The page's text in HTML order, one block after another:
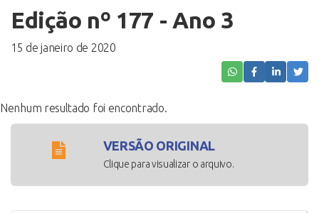
Edição nº 177 - Ano 3
15 de janeiro de 2020
Nenhum resultado foi encontrado.
VERSÃO ORIGINAL
Clique para visualizar o arquivo.